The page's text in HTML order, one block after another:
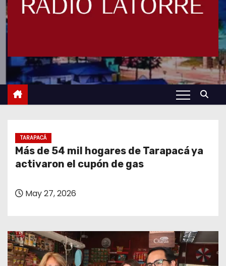
TARAPACÁ
Más de 54 mil hogares de Tarapacá ya
activaron el cupón de gas
May 27, 2026